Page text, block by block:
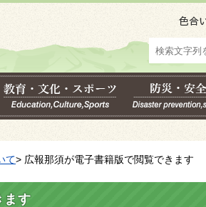
て> 広報那須が電子書籍版で閲覧できます
ます